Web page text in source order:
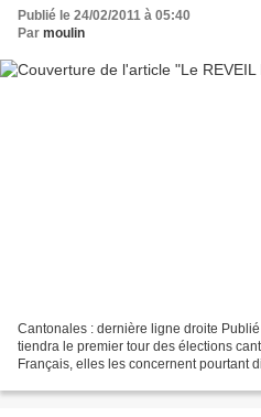
Publié le 24/02/2011 à 05:40
Par moulin
Cantonales : dernière ligne droite
tiendra le premier tour des élections
Français, elles les concernent pourtant